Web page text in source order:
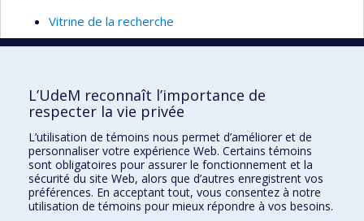
Vitrine de la recherche
Retour à la liste
École d'optométrie
3744 Jean-Brillant
Local 260-9
Montréal (Qc) H3T 1P1
L’UdeM reconnaît l’importance de
respecter la vie privée
L’utilisation de témoins nous permet d’améliorer et de
personnaliser votre expérience Web. Certains témoins
sont obligatoires pour assurer le fonctionnement et la
sécurité du site Web, alors que d’autres enregistrent vos
préférences. En acceptant tout, vous consentez à notre
utilisation de témoins pour mieux répondre à vos besoins.